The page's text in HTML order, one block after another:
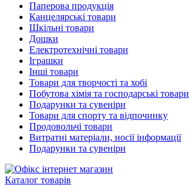
Паперова продукція
Канцелярські товари
Шкільні товари
Дошки
Електротехнічні товари
Іграшки
Інші товари
Товари для творчості та хобі
Побутова хімія та господарські товари
Подарунки та сувеніри
Товари для спорту та відпочинку
Продовольчі товари
Витратні матеріали, носії інформації
Подарунки та сувеніри
Каталог товарів